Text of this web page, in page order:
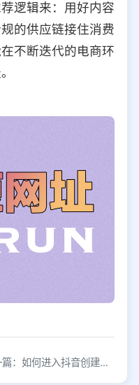
逻辑来：用好内容
的供应链接住消费
不断迭代的电商环
下一篇：如何进入抖音创建服务平台?